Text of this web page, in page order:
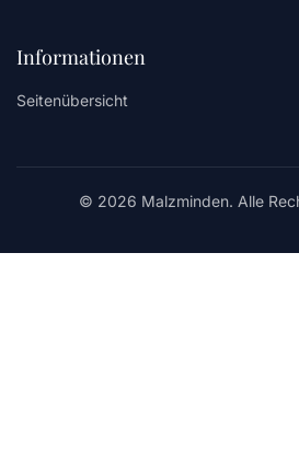
Informationen
Seitenübersicht
© 2026 Malzminden. Alle